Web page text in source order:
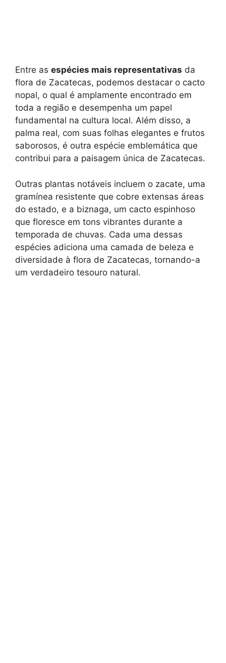
Entre as espécies mais representativas da
flora de Zacatecas, podemos destacar o cacto
nopal, o qual é amplamente encontrado em
toda a região e desempenha um papel
fundamental na cultura local. Além disso, a
palma real, com suas folhas elegantes e frutos
saborosos, é outra espécie emblemática que
contribui para a paisagem única de Zacatecas.
Outras plantas notáveis incluem o zacate, uma
gramínea resistente que cobre extensas áreas
do estado, e a biznaga, um cacto espinhoso
que floresce em tons vibrantes durante a
temporada de chuvas. Cada uma dessas
espécies adiciona uma camada de beleza e
diversidade à flora de Zacatecas, tornando-a
um verdadeiro tesouro natural.